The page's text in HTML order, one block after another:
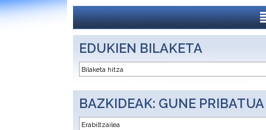
EDUKIEN BILAKETA
BAZKIDEAK: GUNE PRIBATUA